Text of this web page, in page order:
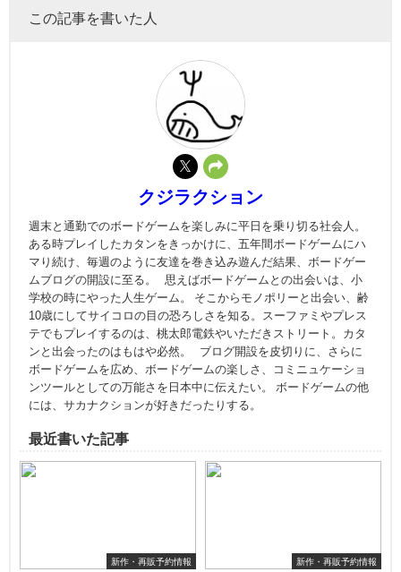
この記事を書いた人
クジラクション
週末と通勤でのボードゲームを楽しみに平日を乗り切る社会人。
ある時プレイしたカタンをきっかけに、五年間ボードゲームにハ
マり続け、毎週のように友達を巻き込み遊んだ結果、ボードゲー
ムブログの開設に至る。 思えばボードゲームとの出会いは、小
学校の時にやった人生ゲーム。 そこからモノポリーと出会い、齢
10歳にしてサイコロの目の恐ろしさを知る。スーファミやプレス
テでもプレイするのは、桃太郎電鉄やいただきストリート。カタ
ンと出会ったのはもはや必然。 ブログ開設を皮切りに、さらに
ボードゲームを広め、ボードゲームの楽しさ、コミニュケーショ
ンツールとしての万能さを日本中に伝えたい。 ボードゲームの他
には、サカナクションが好きだったりする。
最近書いた記事
新作・再販予約情報 新作・再販予約情報